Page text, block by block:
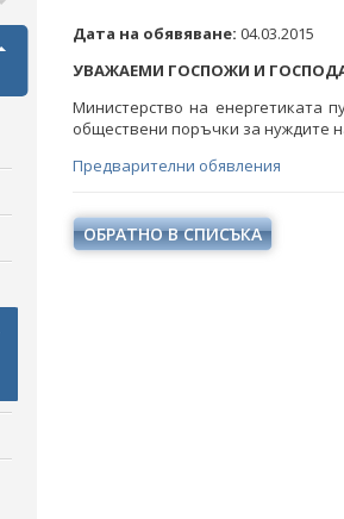
Дата на обявяване: 04.03.2015
УВАЖАЕМИ ГОСПОЖИ И
Министерство на енергетиката
обществени поръчки за нуждите
Предварителни обявления
ОБРАТНО В СПИСЪКА